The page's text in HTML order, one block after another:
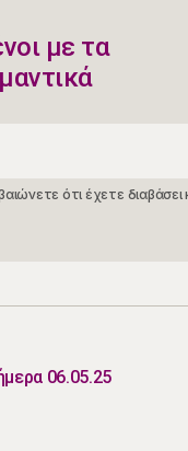
με τα
ότι έχετε
06.05.25